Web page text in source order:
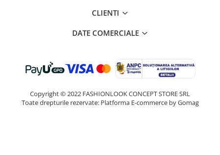
CLIENTI
DATE COMERCIALE
Copyright © 2022 FASHIONLOOK CONCEPT STORE SRL
Toate drepturile rezervate: Platforma E-commerce by Gomag